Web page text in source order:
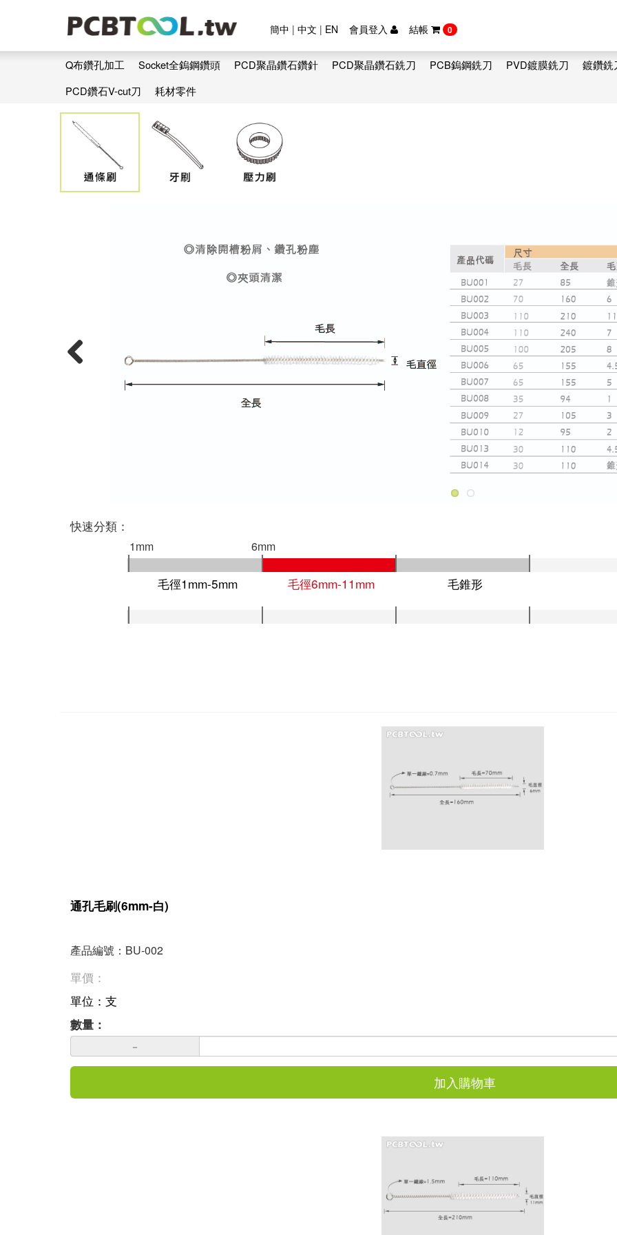
簡中 | 中文 | EN 會員登入 結帳 0
Q布鑽孔加工 Socket全鎢鋼鑽頭 PCD聚晶鑽石鑽針 PCD聚晶鑽石銑刀 PCB鎢鋼銑刀 PVD鍍膜銑刀
鍍鑽銑
PCD鑽石V-cut刀
耗材零件
快速分類：
1mm
毛徑1mm-5mm
6mm
毛徑6mm-11mm 毛錐形
通孔毛刷(6mm-白)
產品編號：BU-002
單價：
單位：支
數量：
－
加入購物車